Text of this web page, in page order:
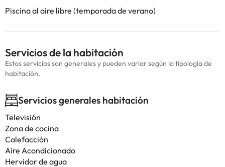
Piscina al aire libre (temporada de verano)
Servicios de la habitación
Estos servicios son generales y pueden variar según la tipología de
habitación.
Servicios generales habitación
Televisión
Zona de cocina
Calefacción
Aire Acondicionado
Hervidor de agua